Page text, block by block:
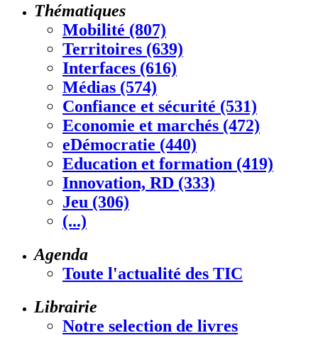
Thématiques
Mobilité (807)
Territoires (639)
Interfaces (616)
Médias (574)
Confiance et sécurité (531)
Economie et marchés (472)
eDémocratie (440)
Education et formation (419)
Innovation, RD (333)
Jeu (306)
(...)
Agenda
Toute l'actualité des TIC
Librairie
Notre selection de livres